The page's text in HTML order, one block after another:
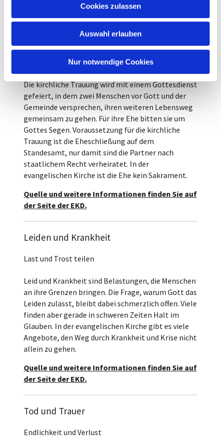
Cookies zulassen
Auswahl erlauben
Nur notwendige Cookies
der Seite der EKD.
Kirchliche Trauung
Die kirchliche Trauung wird mit einem Gottesdienst
gefeiert, in dem zwei Menschen vor Gott und der
Gemeinde versprechen, ihren weiteren Lebensweg
gemeinsam zu gehen. Für ihre Ehe bitten sie um
Gottes Segen. Voraussetzung für die kirchliche
Trauung ist die Eheschließung auf dem
Standesamt, nur damit sind die Partner nach
staatlichem Recht verheiratet. In der
evangelischen Kirche ist die Ehe kein Sakrament.
Quelle und weitere Informationen finden Sie auf
der Seite der EKD.
Leiden und Krankheit
Last und Trost teilen
Leid und Krankheit sind Belastungen, die Menschen
an ihre Grenzen bringen. Die Frage, warum Gott das
Leiden zulässt, bleibt dabei schmerzlich offen. Viele
finden aber gerade in schweren Zeiten Halt im
Glauben. In der evangelischen Kirche gibt es viele
Angebote, den Weg durch Krankheit und Krise nicht
allein zu gehen.
Quelle und weitere Informationen finden Sie auf
der Seite der EKD.
Tod und Trauer
Endlichkeit und Verlust